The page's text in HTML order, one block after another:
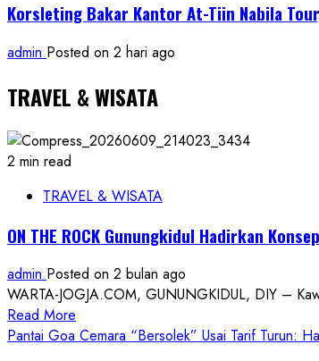
Korsleting Bakar Kantor At-Tiin Nabila
admin Posted on 2 hari ago
TRAVEL & WISATA
2 min read
TRAVEL & WISATA
ON THE ROCK Gunungkidul Hadirkan
admin Posted on 2 bulan ago
WARTA-JOGJA.COM, GUNUNGKIDUL, DIY –
Read More
more
Pantai Goa Cemara “Bersolek” Usai Tarif Turun: